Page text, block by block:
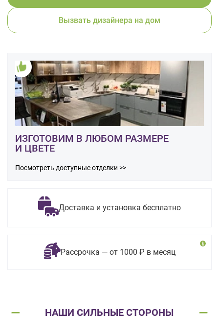
Вызвать дизайнера на дом
ИЗГОТОВИМ В ЛЮБОМ РАЗМЕРЕ
И ЦВЕТЕ
Посмотреть доступные отделки >>
Доставка и установка бесплатно
Рассрочка — от 1000 ₽ в месяц
НАШИ СИЛЬНЫЕ СТОРОНЫ